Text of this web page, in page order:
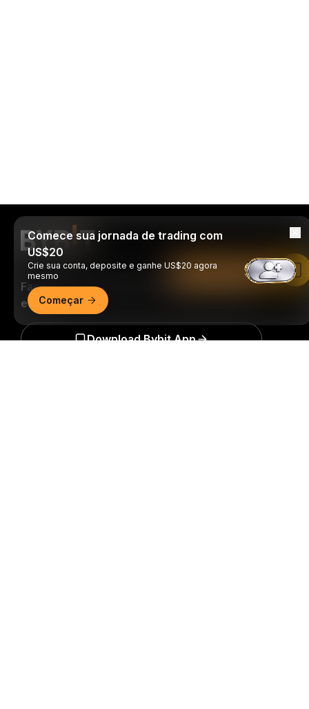
Faça trades a qualquer momento, de onde
estiver!
Download Bybit App
Comece sua jornada de trading com
US$20
Crie sua conta, deposite e ganhe US$20 agora
mesmo
Começar
Leia no app da Bybit